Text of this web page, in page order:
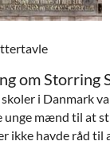
om Storring
i Danmark
unge mænd til at
ikke havde råd